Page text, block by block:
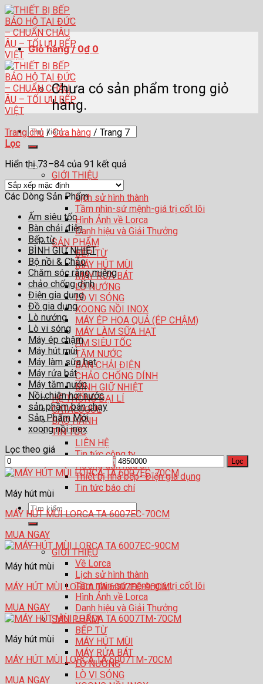
Skip
to
content
Tìm
kiếm:
GIỚI THIỆU
Lịch sử hình thành
Tầm nhìn-sứ mệnh-giá trị cốt lõi
Hình Ảnh về Lorca
Danh hiệu và Giải Thưởng
SẢN PHẨM
BẾP TỪ
MÁY HÚT MÙI
MÁY RỬA BÁT
LÒ NƯỚNG
LÒ VI SÓNG
XOONG NỒI INOX
MÁY ÉP HOA QUẢ (ÉP CHẬM)
MÁY LÀM SỮA HẠT
ẤM SIÊU TỐC
TĂM NƯỚC
BÀN CHẢI ĐIỆN
CHẢO CHỐNG DÍNH
BÌNH GIỮ NHIỆT
HỆ THỐNG ĐẠI LÍ
CATALOGUE
BẢO HÀNH
TIN TỨC
LIÊN HỆ
Tin tức công ty
Hướng dẫn nấu ăn
Thiết bị nhà bếp- Điện gia dụng
Tin tức báo chí
Tìm
kiếm:
GIỚI THIỆU
Về Lorca
Lịch sử hình thành
Tầm nhìn-sứ mệnh-giá trị cốt lõi
Hình Ảnh về Lorca
Danh hiệu và Giải Thưởng
SẢN PHẨM
BẾP TỪ
MÁY HÚT MÙI
MÁY RỬA BÁT
LÒ NƯỚNG
LÒ VI SÓNG
Giỏ hàng /0₫ 0
Chưa có sản phẩm trong giỏ
hàng.
Trang chủ / Cửa hàng / Trang 7
Lọc
Hiển thị 73–84 của 91 kết quả
Các Dòng Sản Phẩm
Ấm siêu tốc
Bàn chải điện
Bếp từ
BÌNH GIỮ NHIỆT
Bộ nồi & Chảo
Chăm sóc răng miệng
chảo chống dính
Điện gia dụng
Đồ gia dụng
Lò nướng
Lò vi sóng
Máy ép chậm
Máy hút mùi
Máy làm sữa hạt
Máy rửa bát
Máy tăm nước
Nồi chiên hơi nước
sản phầm bán chạy
Sản Phẩm Mới
xoong nồi inox
Lọc theo giá
Giá
tối
Giá
tối
đa
Lọc
Máy hút mùi
MÁY HÚT MÙI LORCA TA 6007EC-70CM
MUA NGAY
Máy hút mùi
MÁY HÚT MÙI LORCA TA 6007EC-90CM
MUA NGAY
Máy hút mùi
MÁY HÚT MÙI LORCA TA 6007TM-70CM
MUA NGAY